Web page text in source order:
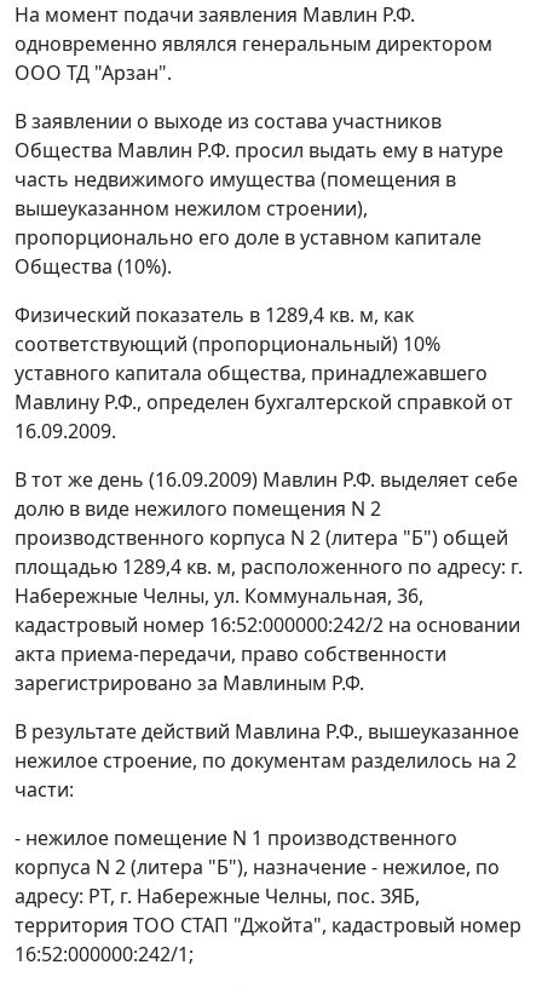
На момент подачи заявления Мавлин Р.Ф.
одновременно являлся генеральным директором
ООО ТД "Арзан".
В заявлении о выходе из состава участников
Общества Мавлин Р.Ф. просил выдать ему в натуре
часть недвижимого имущества (помещения в
вышеуказанном нежилом строении),
пропорционально его доле в уставном капитале
Общества (10%).
Физический показатель в 1289,4 кв. м, как
соответствующий (пропорциональный) 10%
уставного капитала общества, принадлежавшего
Мавлину Р.Ф., определен бухгалтерской справкой от
16.09.2009.
В тот же день (16.09.2009) Мавлин Р.Ф. выделяет себе
долю в виде нежилого помещения N 2
производственного корпуса N 2 (литера "Б") общей
площадью 1289,4 кв. м, расположенного по адресу: г.
Набережные Челны, ул. Коммунальная, 36,
кадастровый номер 16:52:000000:242/2 на основании
акта приема-передачи, право собственности
зарегистрировано за Мавлиным Р.Ф.
В результате действий Мавлина Р.Ф., вышеуказанное
нежилое строение, по документам разделилось на 2
части:
- нежилое помещение N 1 производственного
корпуса N 2 (литера "Б"), назначение - нежилое, по
адресу: РТ, г. Набережные Челны, пос. ЗЯБ,
территория ТОО СТАП "Джойта", кадастровый номер
16:52:000000:242/1;